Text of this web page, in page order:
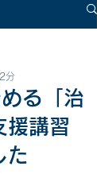
る「治
講習
た
分